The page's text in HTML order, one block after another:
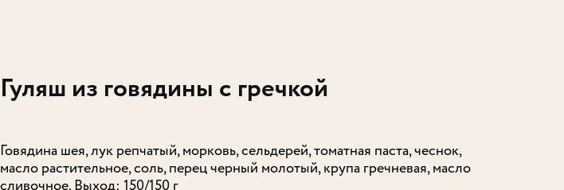
Гуляш из говядины с гречкой
Говядина шея, лук репчатый, морковь, сельдерей, томатная паста, чеснок,
масло растительное, соль, перец черный молотый, крупа гречневая, масло